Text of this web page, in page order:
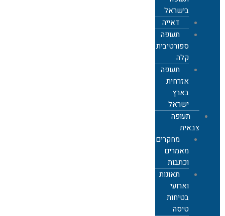
בישראל
דאייה
תעופה
ספורטיבית
קלה
תעופה
אזרחית
בארץ
ישראל
תעופה
צבאית
מחקרים,
מאמרים
וכתבות
תאונות
וארועי
בטיחות
טיסה